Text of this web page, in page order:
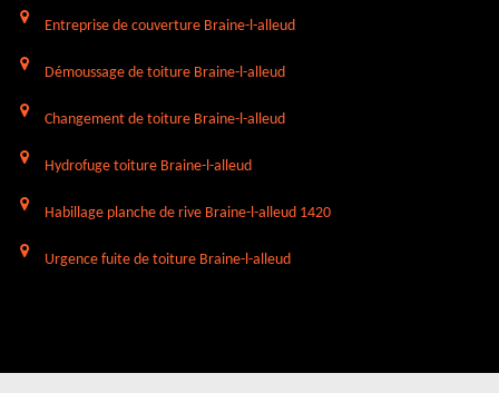
Entreprise de couverture Braine-l-alleud
Démoussage de toiture Braine-l-alleud
Changement de toiture Braine-l-alleud
Hydrofuge toiture Braine-l-alleud
Habillage planche de rive Braine-l-alleud 1420
Urgence fuite de toiture Braine-l-alleud